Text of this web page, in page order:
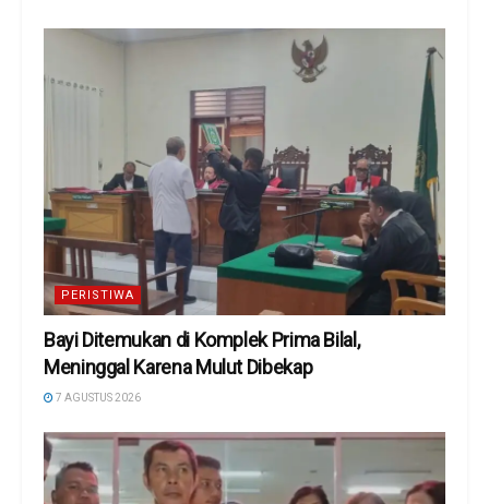
PERISTIWA
Bayi Ditemukan di Komplek Prima Bilal,
Meninggal Karena Mulut Dibekap
7 AGUSTUS 2026